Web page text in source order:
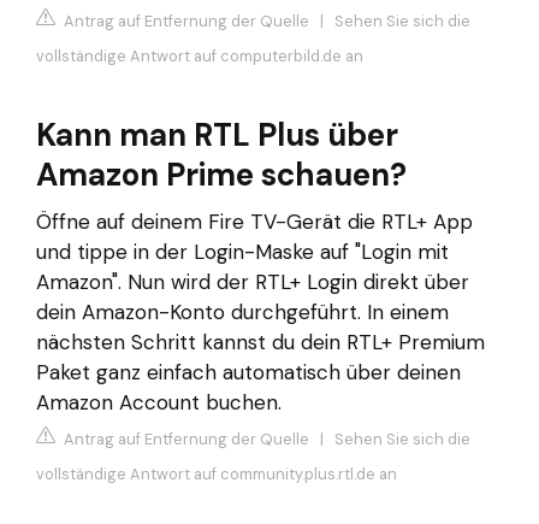
Antrag auf Entfernung der Quelle | Sehen Sie sich die
vollständige Antwort auf computerbild.de an
Kann man RTL Plus über
Amazon Prime schauen?
Öffne auf deinem Fire TV-Gerät die RTL+ App
und tippe in der Login-Maske auf "Login mit
Amazon". Nun wird der RTL+ Login direkt über
dein Amazon-Konto durchgeführt. In einem
nächsten Schritt kannst du dein RTL+ Premium
Paket ganz einfach automatisch über deinen
Amazon Account buchen.
Antrag auf Entfernung der Quelle | Sehen Sie sich die
vollständige Antwort auf community.plus.rtl.de an